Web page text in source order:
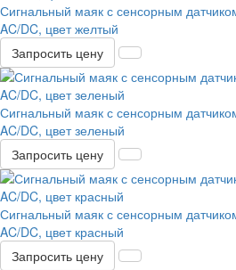
Сигнальный маяк с сенсорным
AC/DC, цвет желтый
Запросить цену
Сигнальный маяк с сенсорным
AC/DC, цвет зеленый
Запросить цену
Сигнальный маяк с сенсорным
AC/DC, цвет красный
Запросить цену